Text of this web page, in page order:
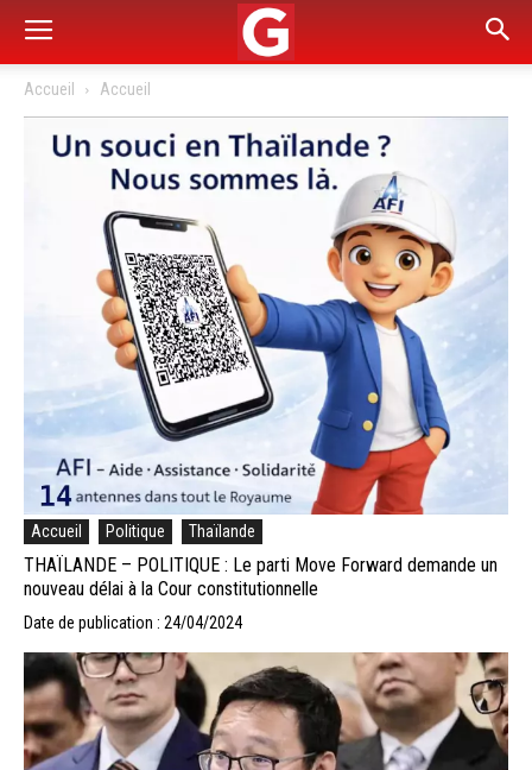
Accueil Accueil
Accueil Politique Thaïlande
THAÏLANDE – POLITIQUE : Le parti Move Forward demande un
nouveau délai à la Cour constitutionnelle
Date de publication : 24/04/2024